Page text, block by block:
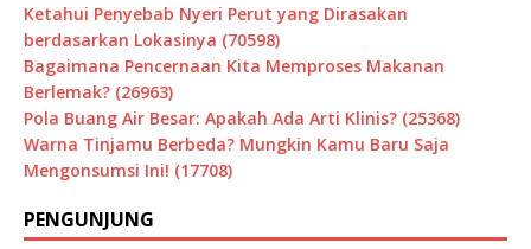
Ketahui Penyebab Nyeri Perut yang Dirasakan
berdasarkan Lokasinya (70598)
Bagaimana Pencernaan Kita Memproses Makanan
Berlemak? (26963)
Pola Buang Air Besar: Apakah Ada Arti Klinis? (25368)
Warna Tinjamu Berbeda? Mungkin Kamu Baru Saja
Mengonsumsi Ini! (17708)
PENGUNJUNG